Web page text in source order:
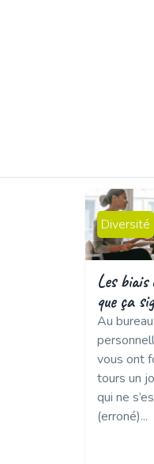
Diversité
Les biais
que ça
Au
vous ont
tours un
qui ne
(erroné)...